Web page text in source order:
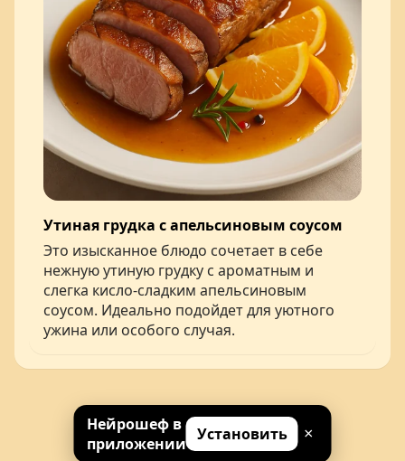
Утиная грудка с апельсиновым соусом
Это изысканное блюдо сочетает в себе
нежную утиную грудку с ароматным и
слегка кисло-сладким апельсиновым
соусом. Идеально подойдет для уютного
ужина или особого случая.
© 2026 Нейрошеф
Нейрошеф в
приложении Установить ×